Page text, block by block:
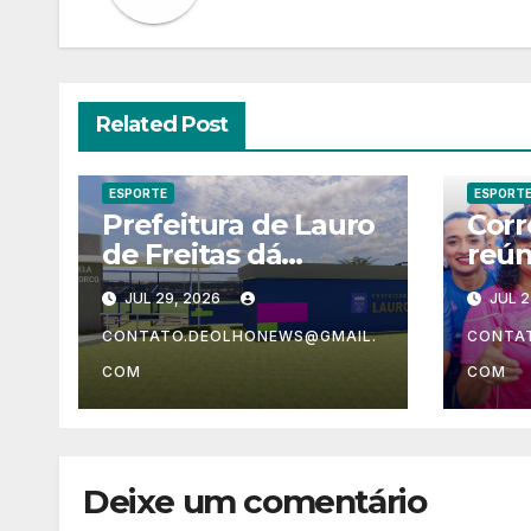
Related Post
ESPORTE
Prefeitura de Lauro
de Freitas dá
Ordem de Serviço
para transformar
Arena Pela Porco,
em Vida Nova
JUL 29, 2026
CONTATO.DEOLHONEWS@GMAIL.
COM
ESPORTE
JUL
COM
Deixe um comentário